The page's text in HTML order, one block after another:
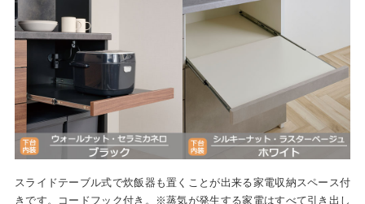
スライドテーブル式で炊飯器も置くことが出来る家電収納スペース付
きです。コードフック付き。※蒸気が発生する家電はすべて引き出し